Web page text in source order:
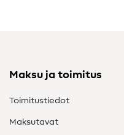
Maksu ja toimitus
Toimitustiedot
Maksutavat